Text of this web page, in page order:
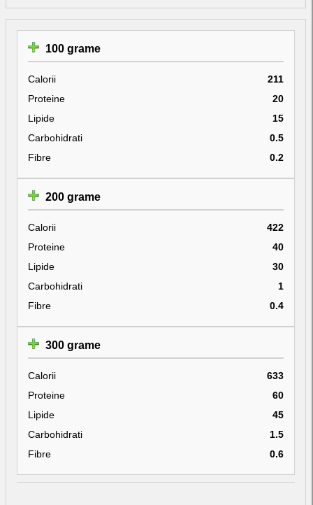
100 grame
Calorii
211
Proteine
20
Lipide
15
Carbohidrati
0.5
Fibre
0.2
200 grame
Calorii
422
Proteine
40
Lipide
30
Carbohidrati
1
Fibre
0.4
300 grame
Calorii
633
Proteine
60
Lipide
45
Carbohidrati
1.5
Fibre
0.6